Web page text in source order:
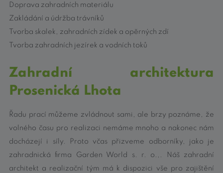
Doprava zahradních materiálu
Zakládání a údržba trávníků
Tvorba skalek, zahradních zídek a opěrných zdí
Tvorba zahradních jezírek a vodních toků
Zahradní architektura
Prosenická Lhota
Řadu prací můžeme zvládnout sami, ale brzy poznáme, že
volného času pro realizaci nemáme mnoho a nakonec nám
docházejí i síly. Proto včas přizveme odborníky, jako je
zahradnická firma Garden World s. r. o.,. Náš zahradní
architekt a realizační tým má k dispozici vše pro zajištění